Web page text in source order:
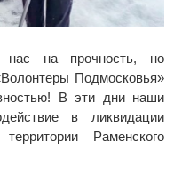
нас на прочность, но
Подмосковья»
В эти дни наши
в ликвидации
Раменского